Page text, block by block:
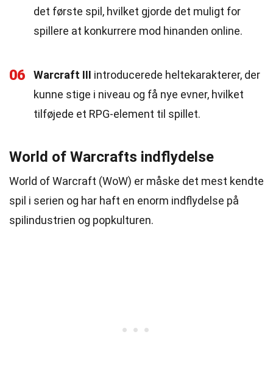
det første spil, hvilket gjorde det muligt for
spillere at konkurrere mod hinanden online.
06 Warcraft III introducerede heltekarakterer, der
kunne stige i niveau og få nye evner, hvilket
tilføjede et RPG-element til spillet.
World of Warcrafts indflydelse
World of Warcraft (WoW) er måske det mest kendte
spil i serien og har haft en enorm indflydelse på
spilindustrien og popkulturen.